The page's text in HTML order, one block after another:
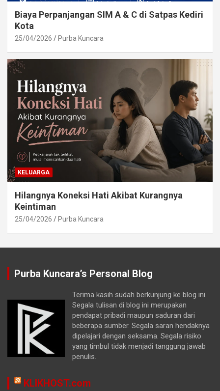
Biaya Perpanjangan SIM A & C di Satpas Kediri
Kota
25/04/2026 Purba Kuncara
KELUARGA
Hilangnya Koneksi Hati Akibat Kurangnya
Keintiman
25/04/2026 Purba Kuncara
Purba Kuncara’s Personal Blog
Terima kasih sudah berkunjung ke blog ini.
Segala tulisan di blog ini merupakan
pendapat pribadi maupun saduran dari
beberapa sumber. Segala saran hendaknya
dipelajari dengan seksama. Segala risiko
yang timbul tidak menjadi tanggung jawab
penulis.
KLIKHOST.com